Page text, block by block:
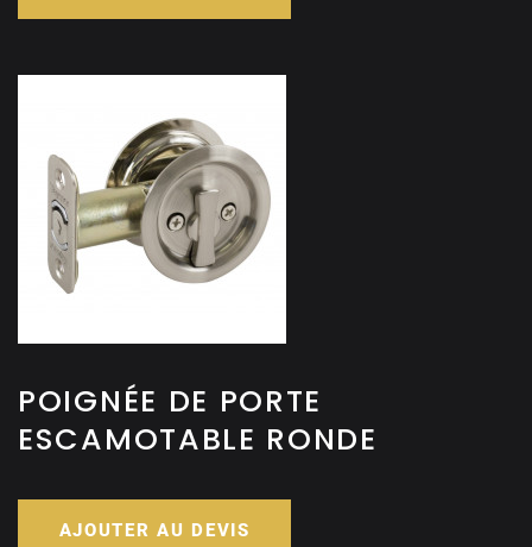
POIGNÉE DE PORTE
ESCAMOTABLE RONDE
AJOUTER AU DEVIS